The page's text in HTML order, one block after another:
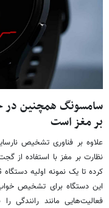
سامسونگ همچنین در
بر مغز است
علاوه بر فناوری تشخیص
نظارت بر مغز با استفاده از
این دستگاه برای تشخیص
فعالیت‌هایی مانند